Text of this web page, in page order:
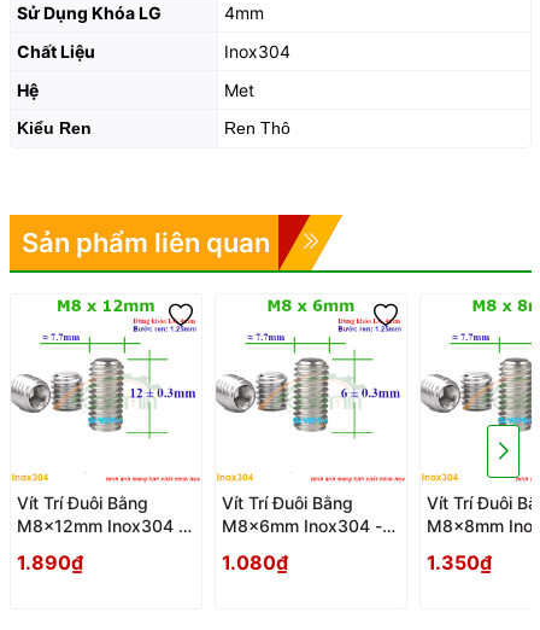
Sử Dụng Khóa LG
4mm
Chất Liệu
Inox304
Hệ
Met
Kiểu Ren Ren Thô
Sản phẩm liên quan
Vít Trí Đuôi Bằng
M8x12mm Inox304 -
1.890₫
Vít Trí Đuôi Bằng
M8x6mm Inox304 -
1.080₫
Vít Trí Đuôi
M8x8mm
1.350₫